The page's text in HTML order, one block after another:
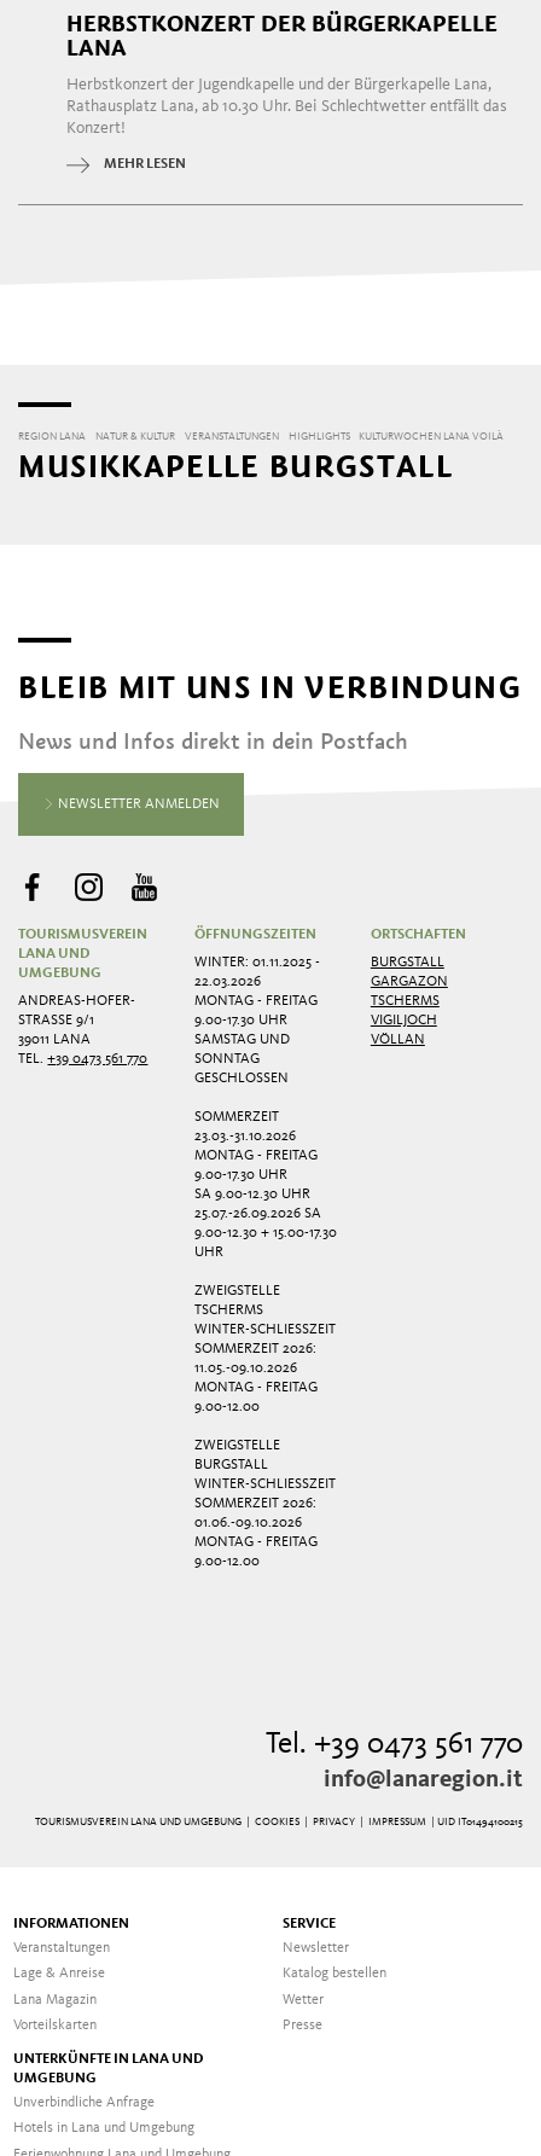
HERBSTKONZERT DER BÜRGERKAPELLE
LANA
Herbstkonzert der Jugendkapelle und der Bürgerkapelle Lana,
Rathausplatz Lana, ab 10.30 Uhr. Bei Schlechtwetter entfällt das
Konzert!
MEHR LESEN
REGION LANA NATUR & KULTUR VERANSTALTUNGEN HIGHLIGHTS KULTURWOCHEN LANA VOILÀ
MUSIKKAPELLE BURGSTALL
BLEIB MIT UNS IN VERBINDUNG
News und Infos direkt in dein Postfach
NEWSLETTER ANMELDEN
TOURISMUSVEREIN
LANA UND
UMGEBUNG
ANDREAS-HOFER-
STRASSE 9/1
39011 LANA
TEL.+39 0473 561 770
ÖFFNUNGSZEITEN
WINTER: 01.11.2025 -
22.03.2026
MONTAG - FREITAG
9.00-17.30 UHR
SAMSTAG UND
SONNTAG
GESCHLOSSEN
SOMMERZEIT
23.03.-31.10.2026
MONTAG - FREITAG
9.00-17.30 UHR
SA 9.00-12.30 UHR
25.07.-26.09.2026 SA
9.00-12.30 + 15.00-17.30
UHR
ZWEIGSTELLE
TSCHERMS
WINTER-SCHLIESSZEIT
SOMMERZEIT 2026:
11.05.-09.10.2026
MONTAG - FREITAG
9.00-12.00
ZWEIGSTELLE
BURGSTALL
WINTER-SCHLIESSZEIT
SOMMERZEIT 2026:
01.06.-09.10.2026
MONTAG - FREITAG
9.00-12.00
ORTSCHAFTEN
BURGSTALL
GARGAZON
TSCHERMS
VIGILJOCH
VÖLLAN
Tel. +39 0473 561 770
info@lanaregion.it
TOURISMUSVEREIN LANA UND UMGEBUNG | COOKIES| PRIVACY| IMPRESSUM | UID IT01494100215
INFORMATIONEN
Veranstaltungen
Lage & Anreise
Lana Magazin
Vorteilskarten
SERVICE
Newsletter
Katalog bestellen
Wetter
Presse
UNTERKÜNFTE IN LANA UND
UMGEBUNG
Unverbindliche Anfrage
Hotels in Lana und Umgebung